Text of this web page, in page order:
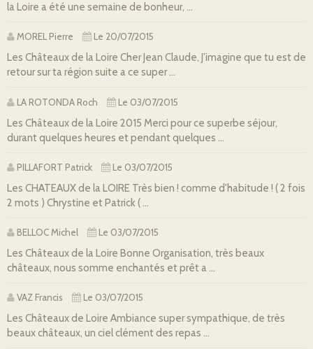
la Loire a été une semaine de bonheur, ...
MOREL Pierre Le 20/07/2015
Les Châteaux de la Loire Cher Jean Claude, J'imagine que tu est de
retour sur ta région suite a ce super ...
LA ROTONDA Roch Le 03/07/2015
Les Châteaux de la Loire 2015 Merci pour ce superbe séjour,
durant quelques heures et pendant quelques ...
PILLAFORT Patrick Le 03/07/2015
Les CHATEAUX de la LOIRE Très bien ! comme d'habitude ! ( 2 fois
2 mots ) Chrystine et Patrick ( ...
BELLOC Michel Le 03/07/2015
Les Châteaux de la Loire Bonne Organisation, très beaux
châteaux, nous somme enchantés et prêt a ...
VAZ Francis Le 03/07/2015
Les Châteaux de Loire Ambiance super sympathique, de très
beaux châteaux, un ciel clément des repas ...